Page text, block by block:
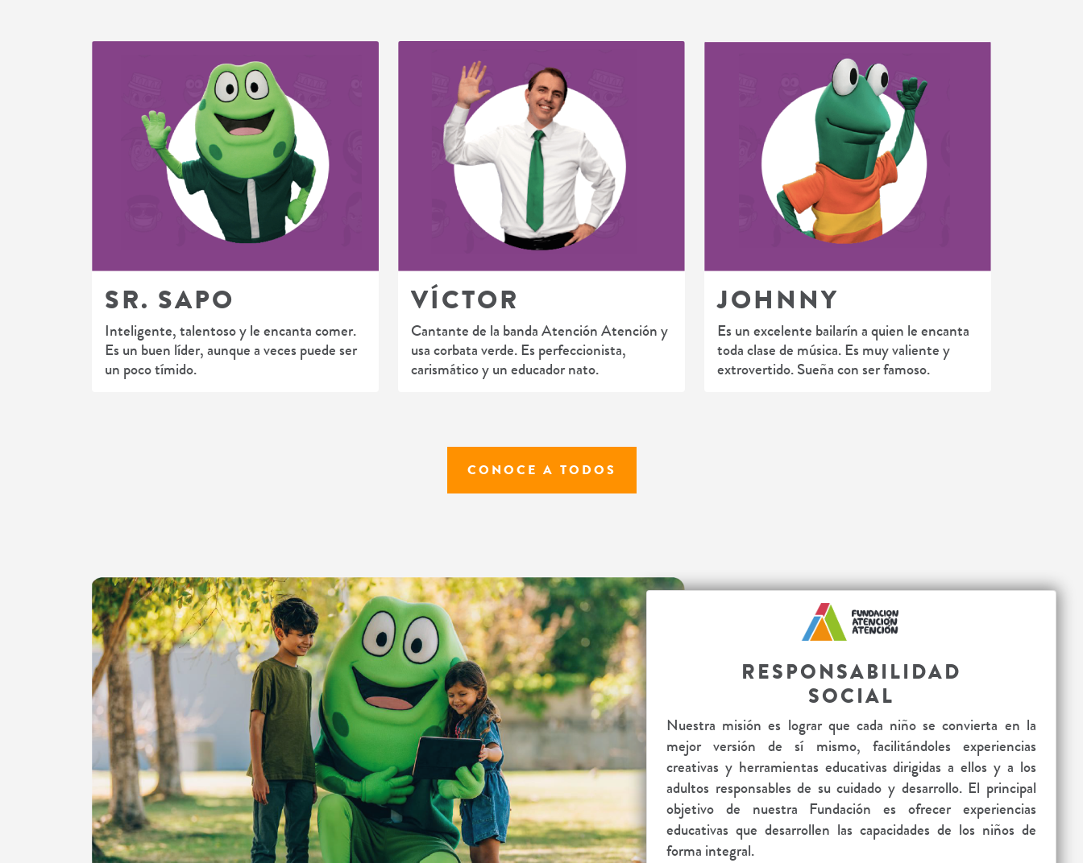
SR. SAPO
Inteligente, talentoso y le encanta comer.
Es un buen líder, aunque a veces puede ser
un poco tímido.
VÍCTOR
Cantante de la banda Atención Atención y
usa corbata verde. Es perfeccionista,
carismático y un educador nato.
JOHNNY
Es un excelente bailarín a quien le encanta
toda clase de música. Es muy valiente y
extrovertido. Sueña con ser famoso.
CONOCE A TODOS
RESPONSABILIDAD
SOCIAL
Nuestra misión es lograr que cada niño se convierta en la
mejor versión de sí mismo, facilitándoles experiencias
creativas y herramientas educativas dirigidas a ellos y a los
adultos responsables de su cuidado y desarrollo. El principal
objetivo de nuestra Fundación es ofrecer experiencias
educativas que desarrollen las capacidades de los niños de
forma integral.